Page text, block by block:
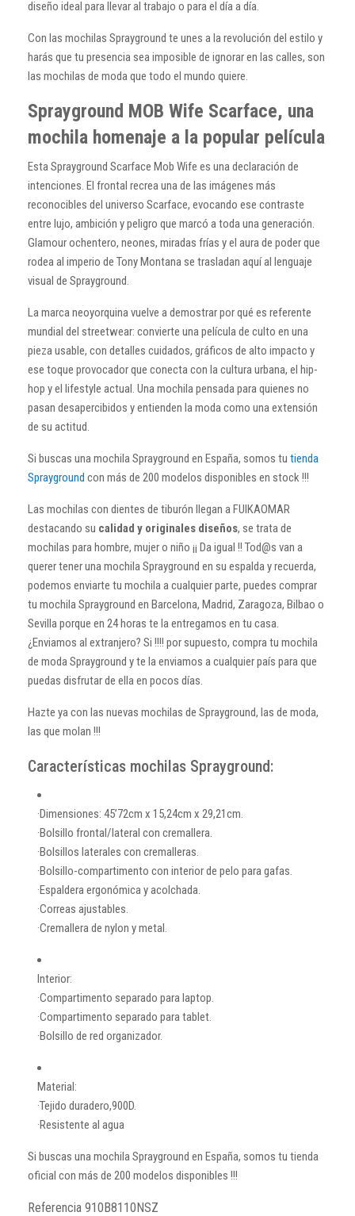
diseño ideal para llevar al trabajo o para el día a día.
Con las mochilas Sprayground te unes a la revolución del estilo y
harás que tu presencia sea imposible de ignorar en las calles, son
las mochilas de moda que todo el mundo quiere.
Sprayground MOB Wife Scarface, una
mochila homenaje a la popular película
Esta Sprayground Scarface Mob Wife es una declaración de
intenciones. El frontal recrea una de las imágenes más
reconocibles del universo Scarface, evocando ese contraste
entre lujo, ambición y peligro que marcó a toda una generación.
Glamour ochentero, neones, miradas frías y el aura de poder que
rodea al imperio de Tony Montana se trasladan aquí al lenguaje
visual de Sprayground.
La marca neoyorquina vuelve a demostrar por qué es referente
mundial del streetwear: convierte una película de culto en una
pieza usable, con detalles cuidados, gráficos de alto impacto y
ese toque provocador que conecta con la cultura urbana, el hip-
hop y el lifestyle actual. Una mochila pensada para quienes no
pasan desapercibidos y entienden la moda como una extensión
de su actitud.
Si buscas una mochila Sprayground en España, somos tu tienda
Sprayground con más de 200 modelos disponibles en stock !!!
Las mochilas con dientes de tiburón llegan a FUIKAOMAR
destacando su calidad y originales diseños, se trata de
mochilas para hombre, mujer o niño ¡¡ Da igual !! Tod@s van a
querer tener una mochila Sprayground en su espalda y recuerda,
podemos enviarte tu mochila a cualquier parte, puedes comprar
tu mochila Sprayground en Barcelona, Madrid, Zaragoza, Bilbao o
Sevilla porque en 24 horas te la entregamos en tu casa.
¿Enviamos al extranjero? Si !!!! por supuesto, compra tu mochila
de moda Sprayground y te la enviamos a cualquier país para que
puedas disfrutar de ella en pocos días.
Hazte ya con las nuevas mochilas de Sprayground, las de moda,
las que molan !!!
Características mochilas Sprayground:
·Dimensiones: 45’72cm x 15,24cm x 29,21cm.
·Bolsillo frontal/lateral con cremallera.
·Bolsillos laterales con cremalleras.
·Bolsillo-compartimento con interior de pelo para gafas.
·Espaldera ergonómica y acolchada.
·Correas ajustables.
·Cremallera de nylon y metal.
Interior:
·Compartimento separado para laptop.
·Compartimento separado para tablet.
·Bolsillo de red organizador.
Material:
·Tejido duradero,900D.
·Resistente al agua
Si buscas una mochila Sprayground en España, somos tu tienda
oficial con más de 200 modelos disponibles !!!
Referencia 910B8110NSZ